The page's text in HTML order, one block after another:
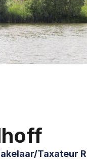
Taxateur